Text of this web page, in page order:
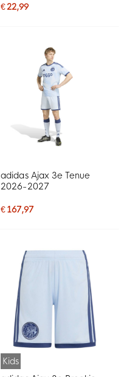
€ 22,99
adidas Ajax 3e Tenue
2026-2027
€ 167,97
Kids